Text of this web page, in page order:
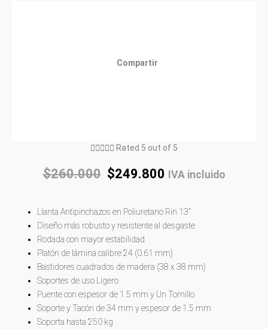
Compartir
 Rated 5 out of 5
$260.000 $249.800 IVA incluido
Llanta Antipinchazos en Poliuretano Rin 13″
Diseño más robusto y resistente al desgaste
Rodada con mayor estabilidad
Platón de lámina calibre 24 (0.61 mm)
Bastidores cuadrados de madera (38 x 38 mm)
Soportes de uso Ligero
Puente con espesor de 1.5 mm y Un Tornillo
Soporte y Tacón de 34 mm y espesor de 1.5 mm
Soporta hasta 250 kg